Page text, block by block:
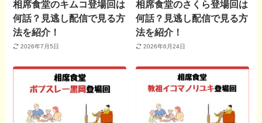
相席食堂のキムコ登場回は
何話？見逃し配信で見る方
法を紹介！
2026年7月5日
相席食堂のさくら登場回は
何話？見逃し配信で見る方
法を紹介！
2026年6月24日